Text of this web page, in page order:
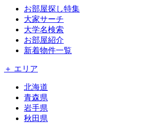
お部屋探し特集
大家サーチ
大学名検索
お部屋紹介
新着物件一覧
＋ エリア
北海道
青森県
岩手県
秋田県